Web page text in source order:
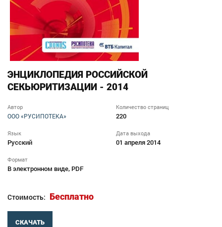
ЭНЦИКЛОПЕДИЯ РОССИЙСКОЙ
СЕКЬЮРИТИЗАЦИИ - 2014
Автор
ООО «РУСИПОТЕКА»
Количество страниц
220
Язык
Русский
Дата выхода
01 апреля 2014
Формат
В электронном виде, PDF
Стоимость: Бесплатно
СКАЧАТЬ